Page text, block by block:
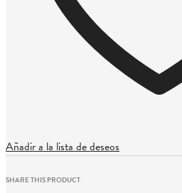
Añadir a la lista de deseos
SHARE THIS PRODUCT